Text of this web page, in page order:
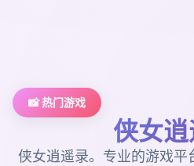
📸 热门游戏
侠女
侠女逍遥录。专业的游戏平